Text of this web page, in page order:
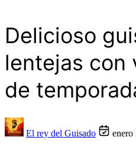
Delicioso
lentejas con
de
El rey del Guisado enero